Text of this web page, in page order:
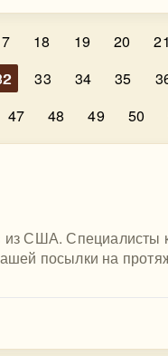
18 19 20 21
33 34 35
47 48 49 50
из США. Специалисты
посылки на